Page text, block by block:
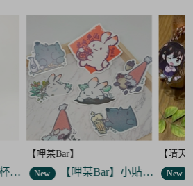
【呷某Bar】小貼紙 7入套組
【晴天咖啡館】
New 【晴天咖啡館】吊飾套組
【呷某
New